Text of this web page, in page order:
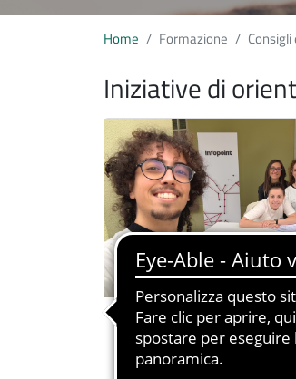
Home Formazione
Iniziative di
Immagine
Orientamento
dell'iscrizione